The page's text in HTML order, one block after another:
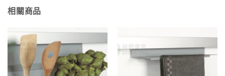
相關商品